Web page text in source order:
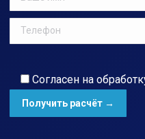
Согласен на